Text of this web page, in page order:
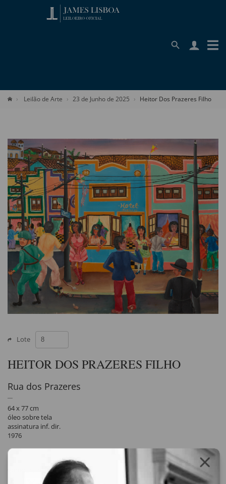
Leilão de Arte 23 de Junho de 2025 Heitor Dos Prazeres Filho
Lote
HEITOR DOS PRAZERES FILHO
Rua dos Prazeres
64 x 77 cm
óleo sobre tela
assinatura inf. dir.
1976